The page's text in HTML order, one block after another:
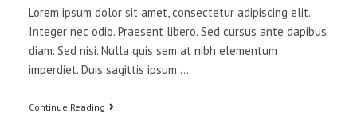
Lorem ipsum dolor sit amet, consectetur adipiscing elit.
Integer nec odio. Praesent libero. Sed cursus ante dapibus
diam. Sed nisi. Nulla quis sem at nibh elementum
imperdiet. Duis sagittis ipsum.…
Continue Reading